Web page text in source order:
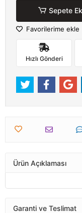
Sepete
Favorilerime ekle
Hızlı Gönderi
Ürün Açıklaması
Garanti ve Teslimat